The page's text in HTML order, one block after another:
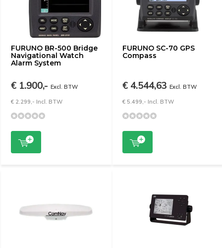
FURUNO BR-500 Bridge
Navigational Watch
Alarm System
€ 1.900,- Excl. BTW
€ 2.299,- Incl. BTW
FURUNO SC-70 GPS
Compass
€ 4.544,63 Excl. BTW
€ 5.499,- Incl. BTW